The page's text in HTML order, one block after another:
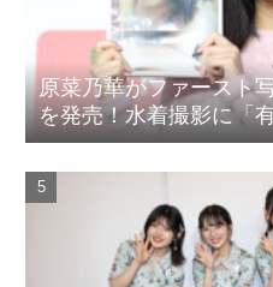
原菜乃華がファースト
を発売！水着撮影に「
頑張りました」